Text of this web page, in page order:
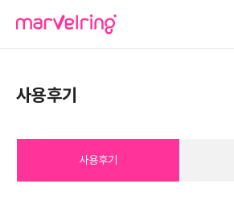
사용후기
사용후기